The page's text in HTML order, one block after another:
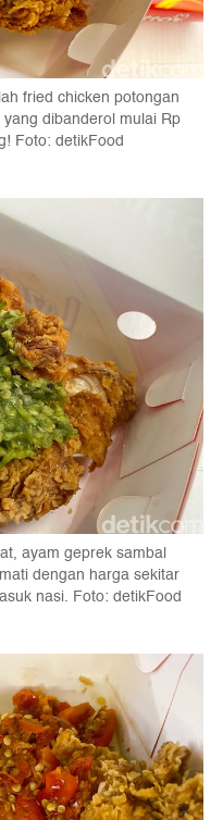
fried chicken potongan
dibanderol mulai Rp
Foto: detikFood
ayam geprek sambal
dengan harga sekitar
nasi. Foto: detikFood